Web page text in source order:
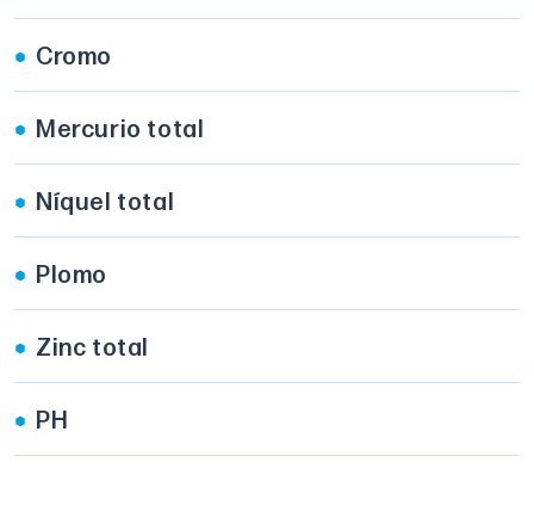
Cromo
Mercurio total
Níquel total
Plomo
Zinc total
PH